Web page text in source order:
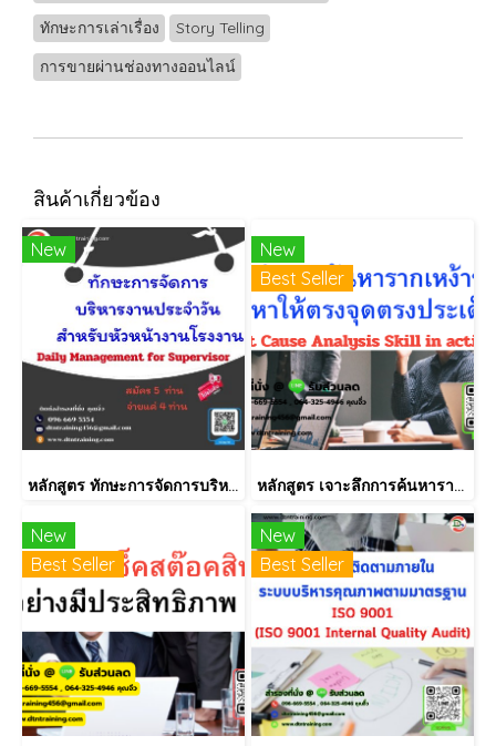
ทักษะการเล่าเรื่อง
Story Telling
การขายผ่านช่องทางออนไลน์
สินค้าเกี่ยวข้อง
New
หลักสูตร ทักษะการจัดการบริหารงานประจำวัน สำหรับหัวหน้างานโรงงาน (Daily Management for Supervisor)
New
Best Seller
หลักสูตร เจาะลึกการค้นหารากเหง้าของปัญหาให้ตรงจุดตรงประเด็น (Root Cause Analysis Skill in action)
New
Best Seller
New
Best Seller